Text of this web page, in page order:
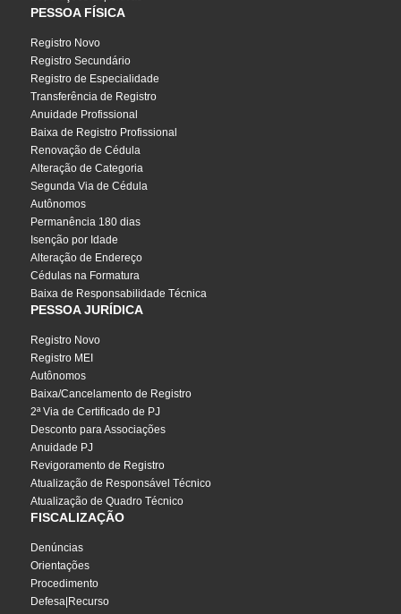
PESSOA FÍSICA
Registro Novo
Registro Secundário
Registro de Especialidade
Transferência de Registro
Anuidade Profissional
Baixa de Registro Profissional
Renovação de Cédula
Alteração de Categoria
Segunda Via de Cédula
Autônomos
Permanência 180 dias
Isenção por Idade
Alteração de Endereço
Cédulas na Formatura
Baixa de Responsabilidade Técnica
PESSOA JURÍDICA
Registro Novo
Registro MEI
Autônomos
Baixa/Cancelamento de Registro
2ª Via de Certificado de PJ
Desconto para Associações
Anuidade PJ
Revigoramento de Registro
Atualização de Responsável Técnico
Atualização de Quadro Técnico
FISCALIZAÇÃO
Denúncias
Orientações
Procedimento
Defesa|Recurso